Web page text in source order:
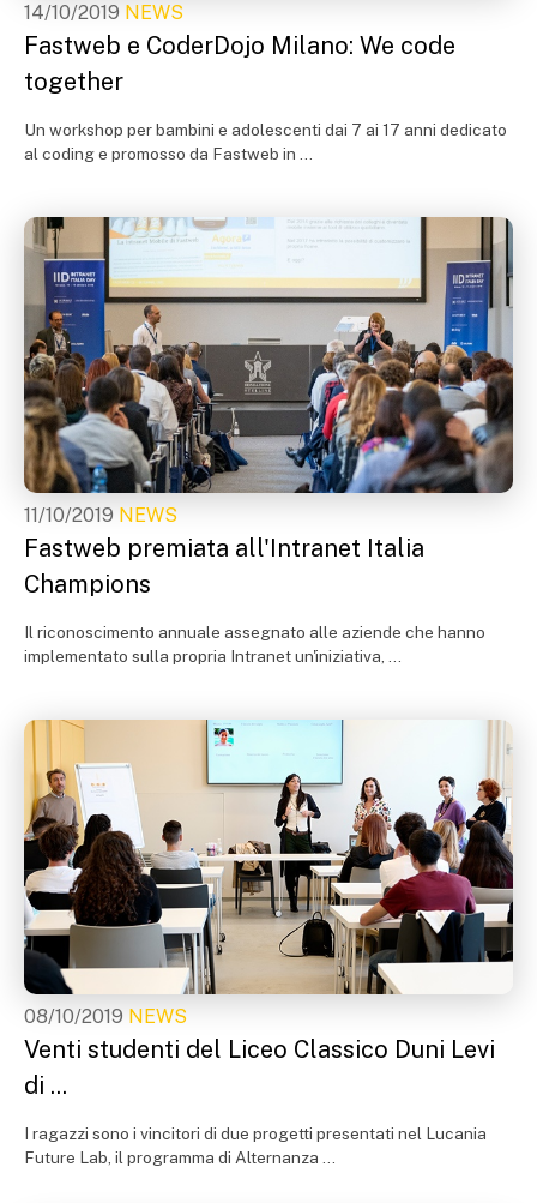
14/10/2019 NEWS
Fastweb e CoderDojo Milano: We code
together
Un workshop per bambini e adolescenti dai 7 ai 17 anni dedicato
al coding e promosso da Fastweb in ...
11/10/2019 NEWS
Fastweb premiata all'Intranet Italia
Champions
Il riconoscimento annuale assegnato alle aziende che hanno
implementato sulla propria Intranet un'iniziativa, ...
08/10/2019 NEWS
Venti studenti del Liceo Classico Duni Levi
di ...
I ragazzi sono i vincitori di due progetti presentati nel Lucania
Future Lab, il programma di Alternanza ...